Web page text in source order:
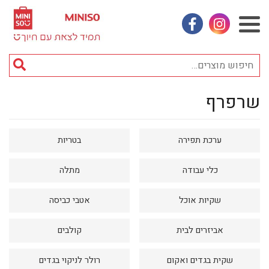
אינסטגראם
פייסבוק
אביזרי אופנה
אמבטיה
באק טו סקול
בעלי חיים
בקבוקים
תוכן
מרכזישרפרף
ערכת תפירה בטריות
כלי עבודה מתלה
שקיות אוכל אטבי כביסה
אביזרים לבית קולבים
שקית בגדים ואקום רולר לניקוי בגדים